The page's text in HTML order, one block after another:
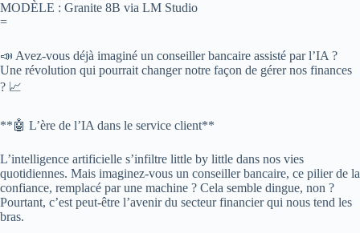
MODÈLE : Granite 8B via LM Studio
=
📣 Avez-vous déjà imaginé un conseiller bancaire assisté par l’IA ?
Une révolution qui pourrait changer notre façon de gérer nos finances
? 📈
**🤖 L’ère de l’IA dans le service client**
L’intelligence artificielle s’infiltre little by little dans nos vies
quotidiennes. Mais imaginez-vous un conseiller bancaire, ce pilier de la
confiance, remplacé par une machine ? Cela semble dingue, non ?
Pourtant, c’est peut-être l’avenir du secteur financier qui nous tend les
bras.